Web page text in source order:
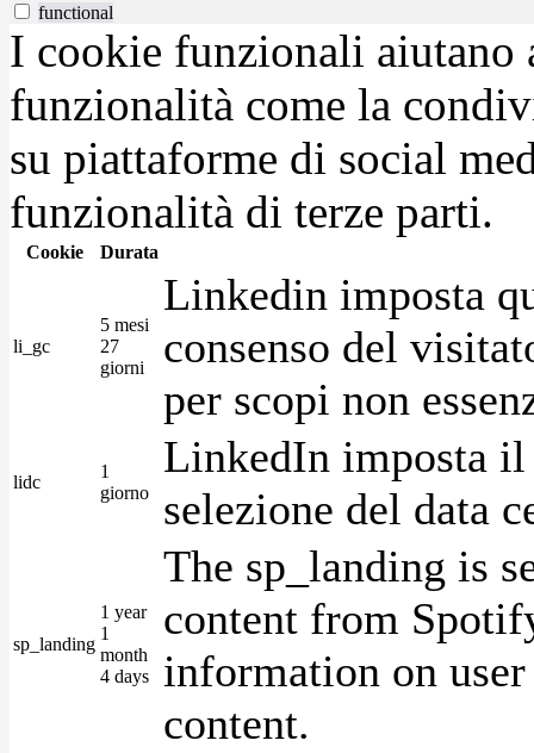
functional
I cookie funzionali aiutano
funzionalità come la
su piattaforme di social
funzionalità di terze parti.
Cookie Durata
li_gc
5 mesi
27
giorni
Linkedin imposta
consenso del
per scopi non
lidc
1
giorno
LinkedIn imposta
selezione del data
sp_landing
1 year
1
month
4 days
The sp_landing is
content from
information on
content.